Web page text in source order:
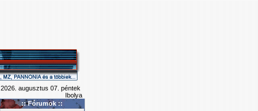
2026. augusztus 07. péntek
Ibolya
:: Fórumok ::